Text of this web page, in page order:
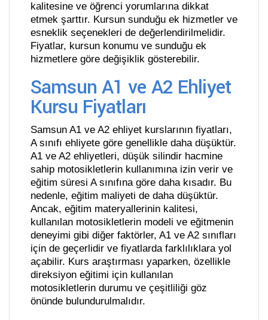
kalitesine ve öğrenci yorumlarına dikkat
etmek şarttır. Kursun sunduğu ek hizmetler ve
esneklik seçenekleri de değerlendirilmelidir.
Fiyatlar, kursun konumu ve sunduğu ek
hizmetlere göre değişiklik gösterebilir.
Samsun A1 ve A2 Ehliyet
Kursu Fiyatları
Samsun A1 ve A2 ehliyet kurslarının fiyatları,
A sınıfı ehliyete göre genellikle daha düşüktür.
A1 ve A2 ehliyetleri, düşük silindir hacmine
sahip motosikletlerin kullanımına izin verir ve
eğitim süresi A sınıfına göre daha kısadır. Bu
nedenle, eğitim maliyeti de daha düşüktür.
Ancak, eğitim materyallerinin kalitesi,
kullanılan motosikletlerin modeli ve eğitmenin
deneyimi gibi diğer faktörler, A1 ve A2 sınıfları
için de geçerlidir ve fiyatlarda farklılıklara yol
açabilir. Kurs araştırması yaparken, özellikle
direksiyon eğitimi için kullanılan
motosikletlerin durumu ve çeşitliliği göz
önünde bulundurulmalıdır.